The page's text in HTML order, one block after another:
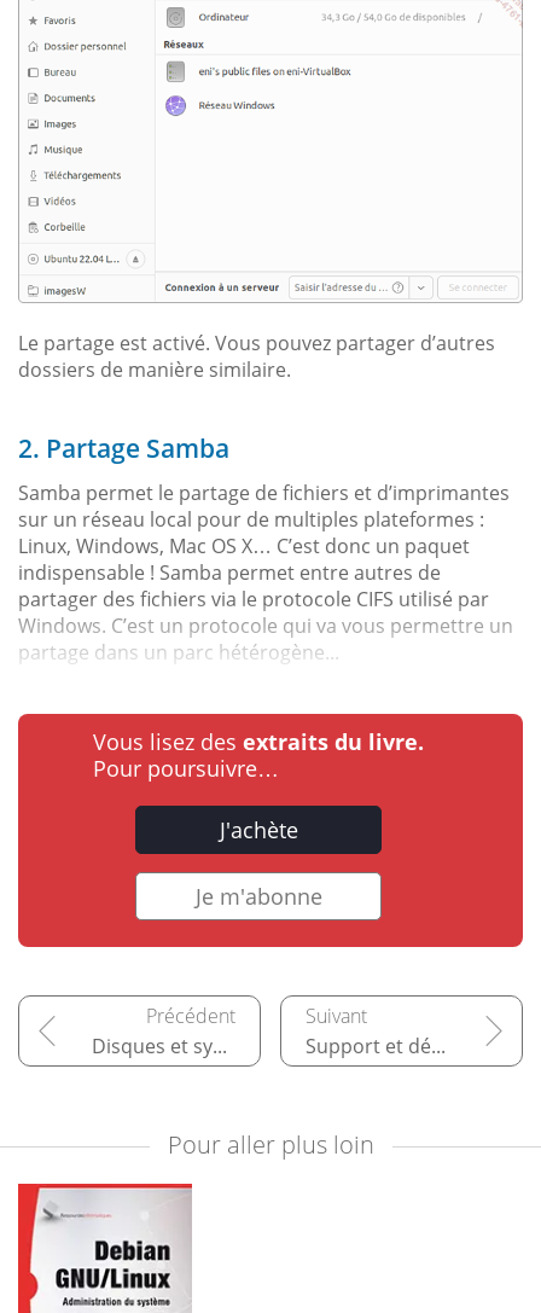
Le partage est activé. Vous pouvez partager d’autres
dossiers de manière similaire.
2. Partage Samba
Samba permet le partage de fichiers et d’imprimantes
sur un réseau local pour de multiples plateformes :
Linux, Windows, Mac OS X… C’est donc un paquet
indispensable ! Samba permet entre autres de
partager des fichiers via le protocole CIFS utilisé par
Windows. C’est un protocole qui va vous permettre un
partage dans un parc hétérogène...
Vous lisez des extraits du livre.
Pour poursuivre…
J'achète
Je m'abonne
Disques et systèmes de fichiers Support et dépannage
Pour aller plus loin